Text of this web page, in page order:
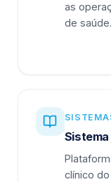
as
de saúde.
clínico